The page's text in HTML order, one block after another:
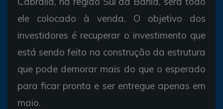
ele colocado à venda. O objetivo dos
investidores é recuperar o investimento que
está sendo feito na construção da estrutura
que pode demorar mais do que o esperado
para ficar pronta e ser entregue apenas em
maio.